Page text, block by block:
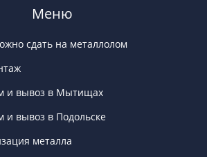
Меню
сдать на металлолом
и вывоз в Мытищах
и вывоз в Подольске
металла